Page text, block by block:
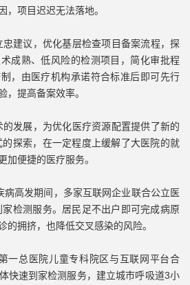
，项目迟迟无法落地。
议，优化基层检查项目备案流程，探
成熟、低风险的检测项目，简化审批程
，由医疗机构承诺符合标准后即可先行
，提高备案效率。
展，为优化医疗资源配置提供了新的
的探索，在一定程度上缓解了大医院的就
加便捷的医疗服务。
发期间，多家互联网企业联合公立医
家检测服务。居民足不出户即可完成病原
的拥挤，也降低交叉感染的风险。
总医院儿童专科院区与互联网平台合
快速到家检测服务，建立城市呼吸道3小